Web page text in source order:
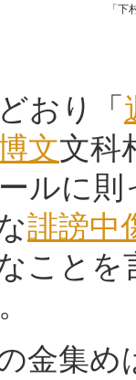
「下
おり「
文文科
ルに
誹謗中
こと
金集め